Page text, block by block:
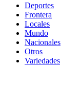
Deportes
Frontera
Locales
Mundo
Nacionales
Otros
Variedades